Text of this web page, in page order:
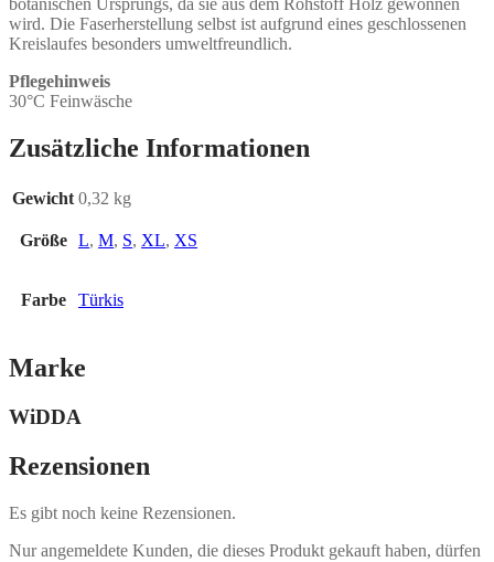
botanischen Ursprungs, da sie aus dem Rohstoff Holz gewonnen
wird. Die Faserherstellung selbst ist aufgrund eines geschlossenen
Kreislaufes besonders umweltfreundlich.
Pflegehinweis
30°C Feinwäsche
Zusätzliche Informationen
Gewicht 0,32 kg
Größe L, M, S, XL, XS
Farbe Türkis
Marke
WiDDA
Rezensionen
Es gibt noch keine Rezensionen.
Nur angemeldete Kunden, die dieses Produkt gekauft haben, dürfen